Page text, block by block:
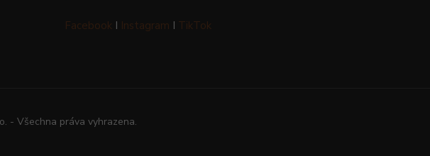
Facebook I Instagram I TikTok
- Všechna práva vyhrazena.